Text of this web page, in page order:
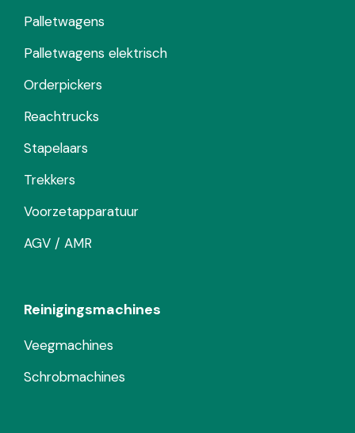
Palletwagens
Palletwagens elektrisch
Orderpickers
Reachtrucks
Stapelaars
Trekkers
Voorzetapparatuur
AGV / AMR
Reinigingsmachines
Veegmachines
Schrobmachines